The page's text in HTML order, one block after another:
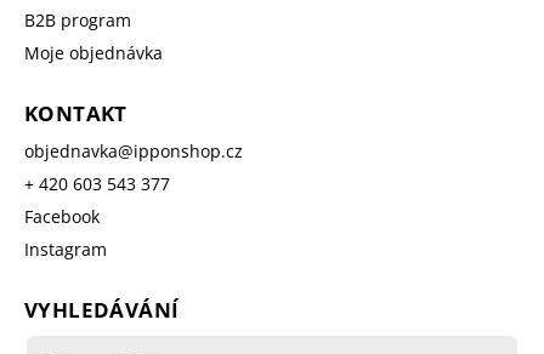
B2B program
Moje objednávka
KONTAKT
objednavka@ipponshop.cz
+ 420 603 543 377
Facebook
Instagram
VYHLEDÁVÁNÍ